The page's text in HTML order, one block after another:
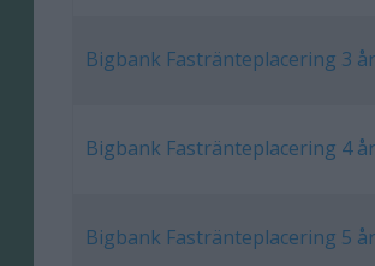
Bigbank Fastränteplacering 3 år
Bigbank Fastränteplacering 4 år
Bigbank Fastränteplacering 5 år